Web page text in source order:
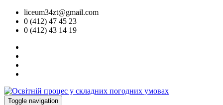
liceum34zt@gmail.com
0 (412) 47 45 23
0 (412) 43 14 19
Toggle navigation